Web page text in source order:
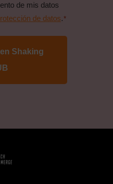
de mis datos
de datos. *